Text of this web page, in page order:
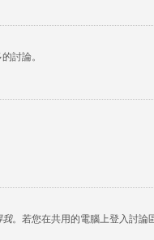
討論。
我。若您在共用的電腦上登入討論